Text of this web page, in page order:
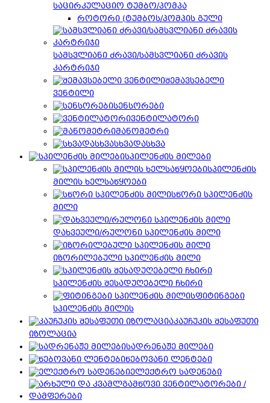
საცირკულაციო ტუმბო/პომპა
როტორი (ტუმბოს/პომპის გული
სამსვლიანი ძრავი/სამსვლიანი ძრავის
კარტრიჯი
შემავსებელი
ვენტილი
სენსორები
ვენტილატორი
მანომეტრი
სხვადასხვა
სპილენძის მილები
სპილენძის
მილის ხელსაწყოები
სწორი სპილენძის
მილი
დახვეული/რულონი სპილენძის მილი
იზორილებული სპილენძის მილი
სპილენძის შესადუღებელი ჩხირი
ფიტინგები
სპილენძის მილის
კაუჩუკის შესაფუთი
იზოლაცია
სადრენაჟე მილები
წებოვანი ლენტები
ელექტრო სადენები